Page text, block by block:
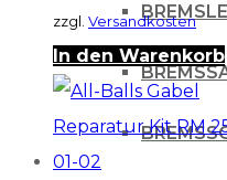
zzgl. Versandkosten
In den Warenkorb